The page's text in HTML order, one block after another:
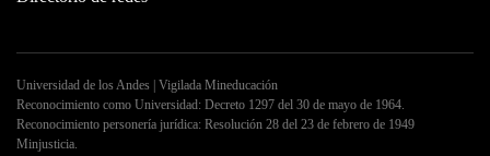
Universidad de los Andes | Vigilada Mineducación
Reconocimiento como Universidad: Decreto 1297 del 30 de mayo de 1964.
Reconocimiento personería jurídica: Resolución 28 del 23 de febrero de 1949
Minjusticia.